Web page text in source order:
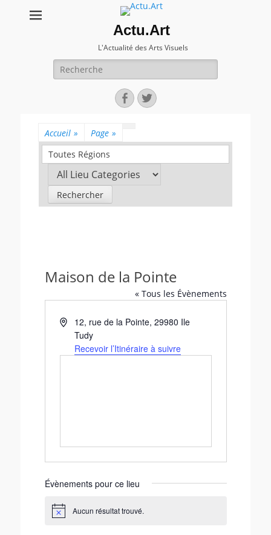
Actu.Art
L'Actualité des Arts Visuels
Recherche
pour:
Facebook
Twitter
Accueil » Page »
Toutes Régions
Maison de la Pointe
« Tous les Évènements
A
12, rue de la Pointe,29980 Ile
Tudy
Recevoir l’Itinéraire à suivre
Évènements pour ce lieu
N
Aucun résultat trouvé.